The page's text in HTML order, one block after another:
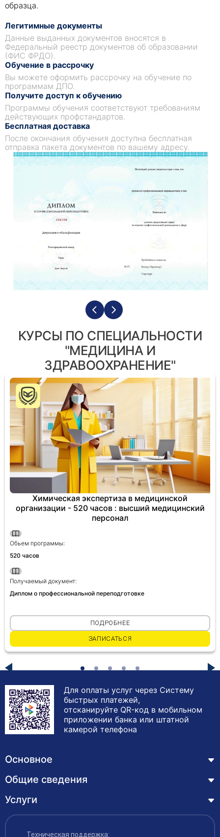
образца.
Легитимные документы
Данные выданных документов вносятся в
Федеральный реестр документов об образовании
(ФИС ФРДО).
Обучение в рассрочку
Вы можете оформить рассрочку на обучение по
программам ДПО.
Получите доступ к обучению
Программы обучения соответствуют требованиям
действующих профстандартов.
Бесплатная доставка
После окончания обучения доступна бесплатная
отправка пакета документов по вашему адресу.
КУРСЫ ПО СПЕЦИАЛЬНОСТИ
"МЕДИЦИНА И
ЗДРАВООХРАНЕНИЕ"
Химическая экспертиза в медицинской
организации - 520 часов : высший медицинский
персонал
Обьем программы:
520 часов
Получаемый документ:
Диплом о профессиональной переподготовке
ПОДРОБНЕЕ
ЗАПИСАТЬСЯ
Для оплаты услуг через Систему
быстрых платежей,
отсканируйте QR-код в мобильном
приложении банка или штатной
камерой телефона
Основное
Курсы
Лицензия
Обучающимся
Общие сведения
Основные сведения
Структура и органы управления образовательной
организацией
Услуги
Профессиональная переподготовка
Техническая поддержка: